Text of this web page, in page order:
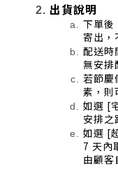
出貨說明
下單後
寄出，
配送時
無安排
若節慶
素，則
如選 [
安排之
如選 [
7 天內
由顧客